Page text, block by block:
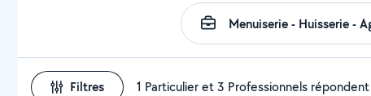
Filtres 1 Particulier et 3 Professionnels répondent